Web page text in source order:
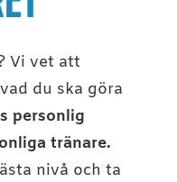
Vi vet att
du ska göra
personlig
tränare.
nivå och ta